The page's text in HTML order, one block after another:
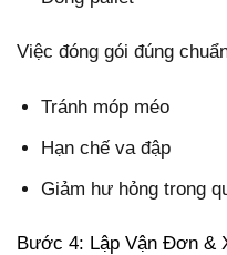
Việc đóng gói đúng
Tránh móp méo
Hạn chế va đập
Giảm hư hỏng trong
Bước 4: Lập Vận Đơn &